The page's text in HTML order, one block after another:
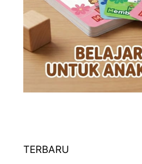
TERBARU